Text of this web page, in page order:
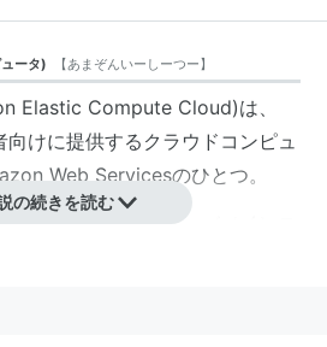
ータ) 【あまぞんいーしーつー】
Elastic Compute Cloud)は、
けに提供するクラウドコンピュ
Web Servicesのひとつ。
ンター環境内でサーバ（インス
の続きを読む